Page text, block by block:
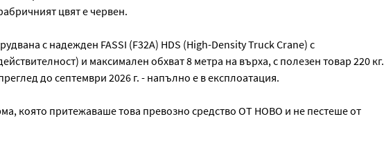
цвят е червен.
с надежден FASSI (F32A) HDS (High-Density Truck Crane) с
и максимален обхват 8 метра на върха, с полезен товар 220 кг.
до септември 2026 г. - напълно е в експлоатация.
която притежаваше това превозно средство ОТ НОВО и не пестеше от